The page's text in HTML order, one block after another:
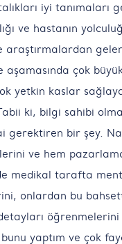
iyi tanımaları
ve hastanın
araştırmalardan
aşamasında çok
yetkin kaslar
ki, bilgi sahibi
gerektiren bir şey.
ve hem
medikal tarafta
onlardan bu
öğrenmelerini
yaptım ve çok